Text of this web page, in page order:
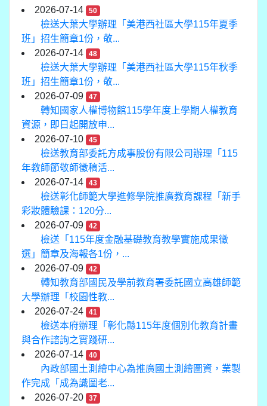
2026-07-14
50
檢送大葉大學辦理「美港西社區大學115年夏季
班」招生簡章1份，敬...
2026-07-14
48
檢送大葉大學辦理「美港西社區大學115年秋季
班」招生簡章1份，敬...
2026-07-09
47
轉知國家人權博物館115學年度上學期人權教育
資源，即日起開放申...
2026-07-10
45
檢送教育部委託方成事股份有限公司辦理「115
年教師節敬師徵稿活...
2026-07-14
43
檢送彰化師範大學進修學院推廣教育課程「新手
彩妝體驗課：120分...
2026-07-09
42
檢送「115年度金融基礎教育教學實施成果徵
選」簡章及海報各1份，...
2026-07-09
42
轉知教育部國民及學前教育署委託國立高雄師範
大學辦理「校園性教...
2026-07-24
41
檢送本府辦理「彰化縣115年度個別化教育計畫
與合作諮詢之實踐研...
2026-07-14
40
內政部國土測繪中心為推廣國土測繪圖資，業製
作完成「成為識圖老...
2026-07-20
37